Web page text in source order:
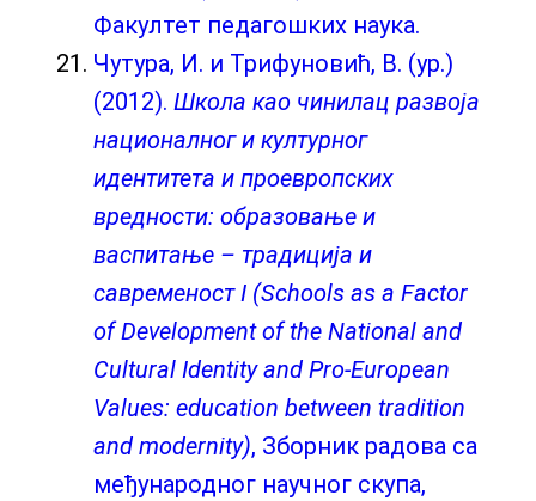
Факултет педагошких наука.
Чутура, И. и Трифуновић, В. (ур.)
(2012). Школа као чинилац развоја
националног и културног
идентитета и проевропских
вредности: образовање и
васпитање – традиција и
савременост I (Schools as a Factor
of Development of the National and
Cultural Identity and Pro-European
Values: education between tradition
and modernity), Зборник радова са
међународног научног скупа,